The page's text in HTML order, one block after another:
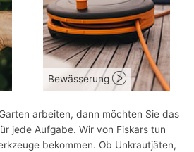
Bewässerung
arbeiten, dann möchten Sie das
jede Aufgabe. Wir von Fiskars tun
bekommen. Ob Unkrautjäten,